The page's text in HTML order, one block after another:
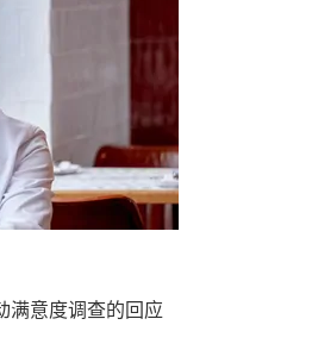
满意度调查的回应